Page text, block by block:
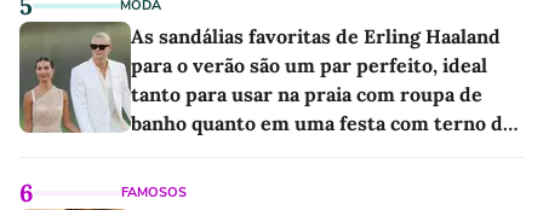
MODA
As sandálias favoritas de Erling Haaland
para o verão são um par perfeito, ideal
tanto para usar na praia com roupa de
banho quanto em uma festa com terno de
6 FAMOSOS